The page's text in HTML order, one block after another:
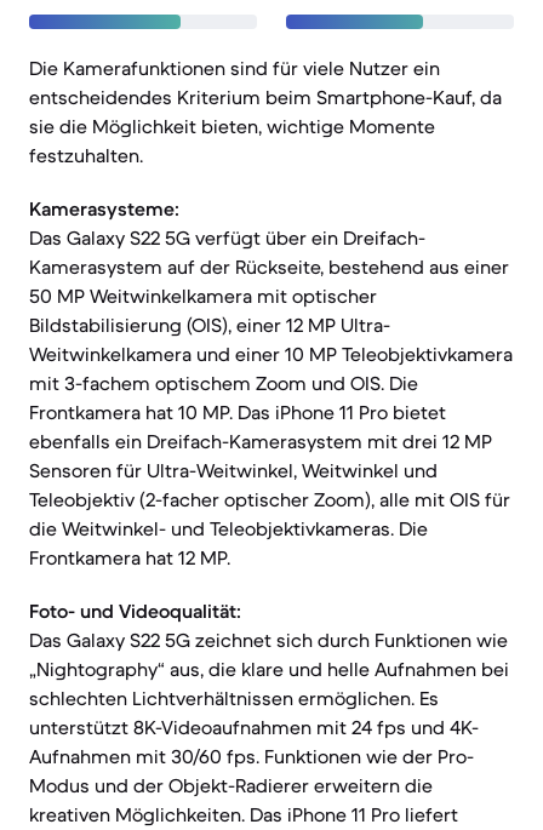
Die Kamerafunktionen sind für viele Nutzer ein
entscheidendes Kriterium beim Smartphone-Kauf, da
sie die Möglichkeit bieten, wichtige Momente
festzuhalten.
Kamerasysteme:
Das Galaxy S22 5G verfügt über ein Dreifach-
Kamerasystem auf der Rückseite, bestehend aus einer
50 MP Weitwinkelkamera mit optischer
Bildstabilisierung (OIS), einer 12 MP Ultra-
Weitwinkelkamera und einer 10 MP Teleobjektivkamera
mit 3-fachem optischem Zoom und OIS. Die
Frontkamera hat 10 MP. Das iPhone 11 Pro bietet
ebenfalls ein Dreifach-Kamerasystem mit drei 12 MP
Sensoren für Ultra-Weitwinkel, Weitwinkel und
Teleobjektiv (2-facher optischer Zoom), alle mit OIS für
die Weitwinkel- und Teleobjektivkameras. Die
Frontkamera hat 12 MP.
Foto- und Videoqualität:
Das Galaxy S22 5G zeichnet sich durch Funktionen wie
„Nightography“ aus, die klare und helle Aufnahmen bei
schlechten Lichtverhältnissen ermöglichen. Es
unterstützt 8K-Videoaufnahmen mit 24 fps und 4K-
Aufnahmen mit 30/60 fps. Funktionen wie der Pro-
Modus und der Objekt-Radierer erweitern die
kreativen Möglichkeiten. Das iPhone 11 Pro liefert